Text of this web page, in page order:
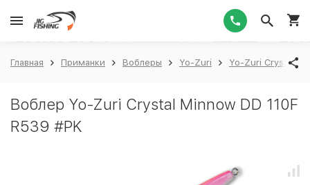
Главная Приманки Воблеры Yo-Zuri Yo-Zuri Crystal
Воблер Yo-Zuri Crystal Minnow DD 110F
R539 #PK